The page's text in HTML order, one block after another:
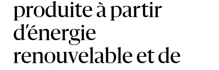
produite à partir
d’énergie
renouvelable et de